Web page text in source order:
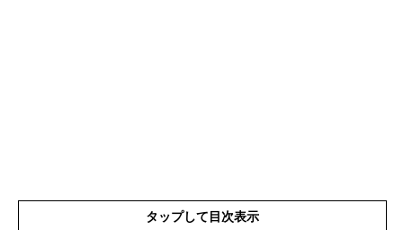
タップして目次表示